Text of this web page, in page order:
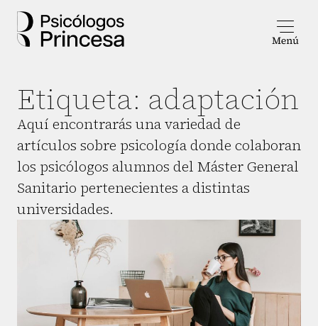
Etiqueta: adaptación
Aquí encontrarás una variedad de
artículos sobre psicología donde colaboran
los psicólogos alumnos del Máster General
Sanitario pertenecientes a distintas
universidades.